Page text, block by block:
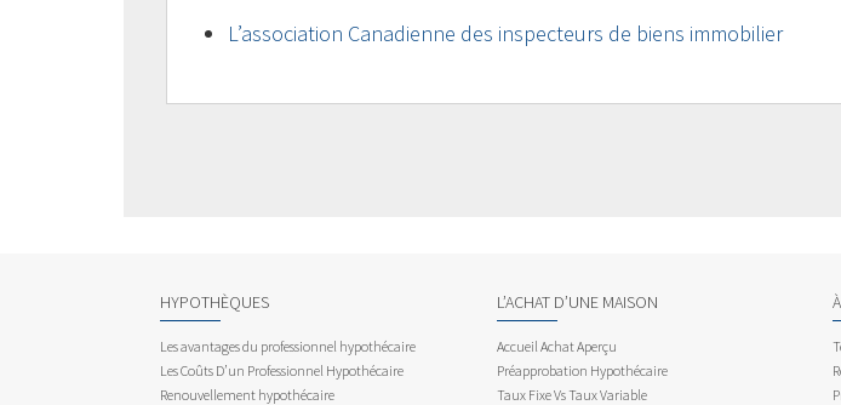
L’association Canadienne des inspecteurs de biens immobilier
HYPOTHÈQUES
Les avantages du professionnel hypothécaire
Les Coûts D’un Professionnel Hypothécaire
Renouvellement hypothécaire
L’ACHAT D’UNE MAISON
Accueil Achat Aperçu
Préapprobation Hypothécaire
Taux Fixe Vs Taux Variable